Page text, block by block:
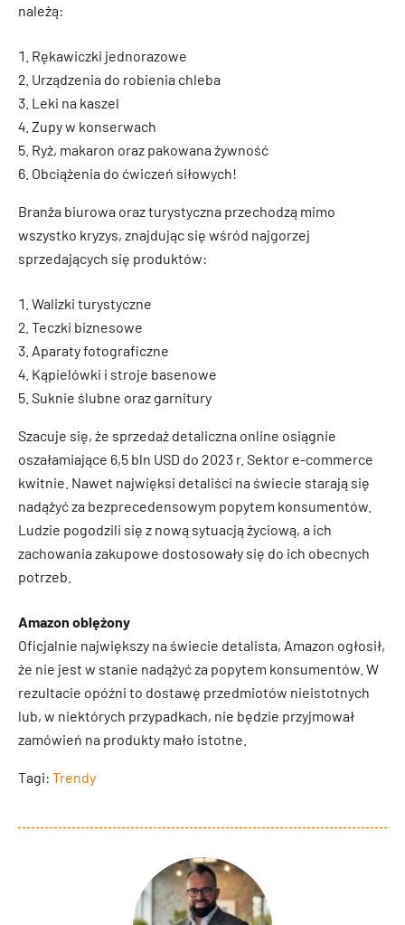
należą:
Rękawiczki jednorazowe
Urządzenia do robienia chleba
Leki na kaszel
Zupy w konserwach
Ryż, makaron oraz pakowana żywność
Obciążenia do ćwiczeń siłowych!
Branża biurowa oraz turystyczna przechodzą mimo
wszystko kryzys, znajdując się wśród najgorzej
sprzedających się produktów:
Walizki turystyczne
Teczki biznesowe
Aparaty fotograficzne
Kąpielówki i stroje basenowe
Suknie ślubne oraz garnitury
Szacuje się, że sprzedaż detaliczna online osiągnie
oszałamiające 6,5 bln USD do 2023 r. Sektor e-commerce
kwitnie. Nawet najwięksi detaliści na świecie starają się
nadążyć za bezprecedensowym popytem konsumentów.
Ludzie pogodzili się z nową sytuacją życiową, a ich
zachowania zakupowe dostosowały się do ich obecnych
potrzeb.
Amazon oblężony
Oficjalnie największy na świecie detalista, Amazon ogłosił,
że nie jest w stanie nadążyć za popytem konsumentów. W
rezultacie opóźni to dostawę przedmiotów nieistotnych
lub, w niektórych przypadkach, nie będzie przyjmował
zamówień na produkty mało istotne.
Tagi: Trendy